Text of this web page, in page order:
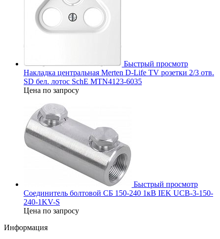
Быстрый просмотр
Накладка центральная Merten D-Life TV розетки 2/3 отв.
SD бел. лотос SchE MTN4123-6035
Цена по запросу
Быстрый просмотр
Соединитель болтовой СБ 150-240 1кВ IEK UCB-3-150-
240-1KV-S
Цена по запросу
Информация